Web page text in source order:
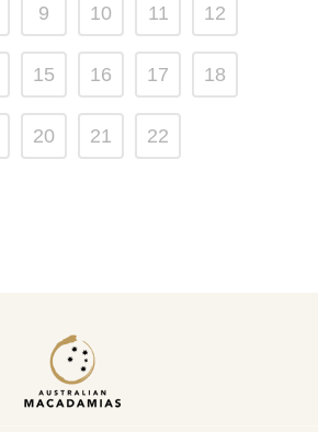
9 10 11 12
15 16 17 18
20 21 22